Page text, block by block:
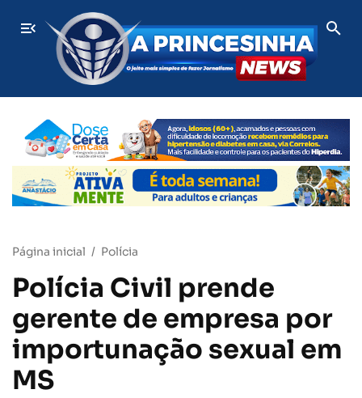
ÚLTIMAS
Aos 86 anos, dona Raimunda mantém venda de ervas
Página inicial Polícia
Polícia Civil prende
gerente de empresa por
importunação sexual em
MS